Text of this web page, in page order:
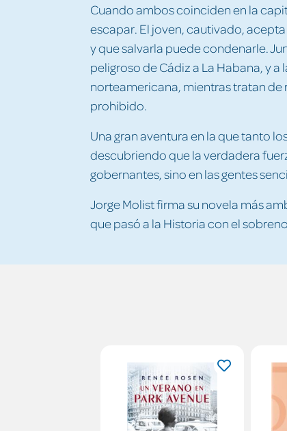
Cuando ambos coinciden en la
escapar. El joven, cautivado,
y que salvarla puede condenarle.
peligroso de Cádiz a La Habana, y
norteamericana, mientras tratan
prohibido.
Una gran aventura en la que tanto
descubriendo que la verdadera
gobernantes, sino en las gentes
Jorge Molist firma su novela más
que pasó a la Historia con el